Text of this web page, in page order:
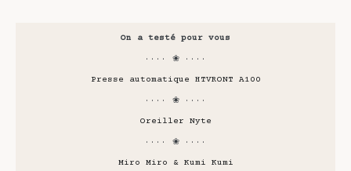
On a testé pour vous
···· ❀ ····
Presse automatique HTVRONT A100
···· ❀ ····
Oreiller Nyte
···· ❀ ····
Miro Miro & Kumi Kumi